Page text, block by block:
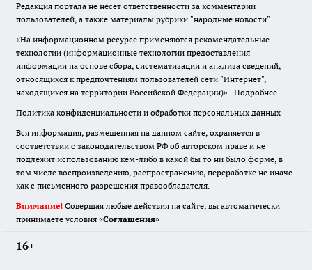
Редакция портала не несет ответственности за комментарии
пользователей, а также материалы рубрики "народные новости".
«На информационном ресурсе применяются рекомендательные
технологии (информационные технологии предоставления
информации на основе сбора, систематизации и анализа сведений,
относящихся к предпочтениям пользователей сети "Интернет",
находящихся на территории Российской Федерации)». Подробнее
Политика конфиденциальности и обработки персональных данных
Вся информация, размещенная на данном сайте, охраняется в
соответствии с законодательством РФ об авторском праве и не
подлежит использованию кем-либо в какой бы то ни было форме, в
том числе воспроизведению, распространению, переработке не иначе
как с письменного разрешения правообладателя.
Внимание! Совершая любые действия на сайте, вы автоматически
принимаете условия «Cоглашения»
16+